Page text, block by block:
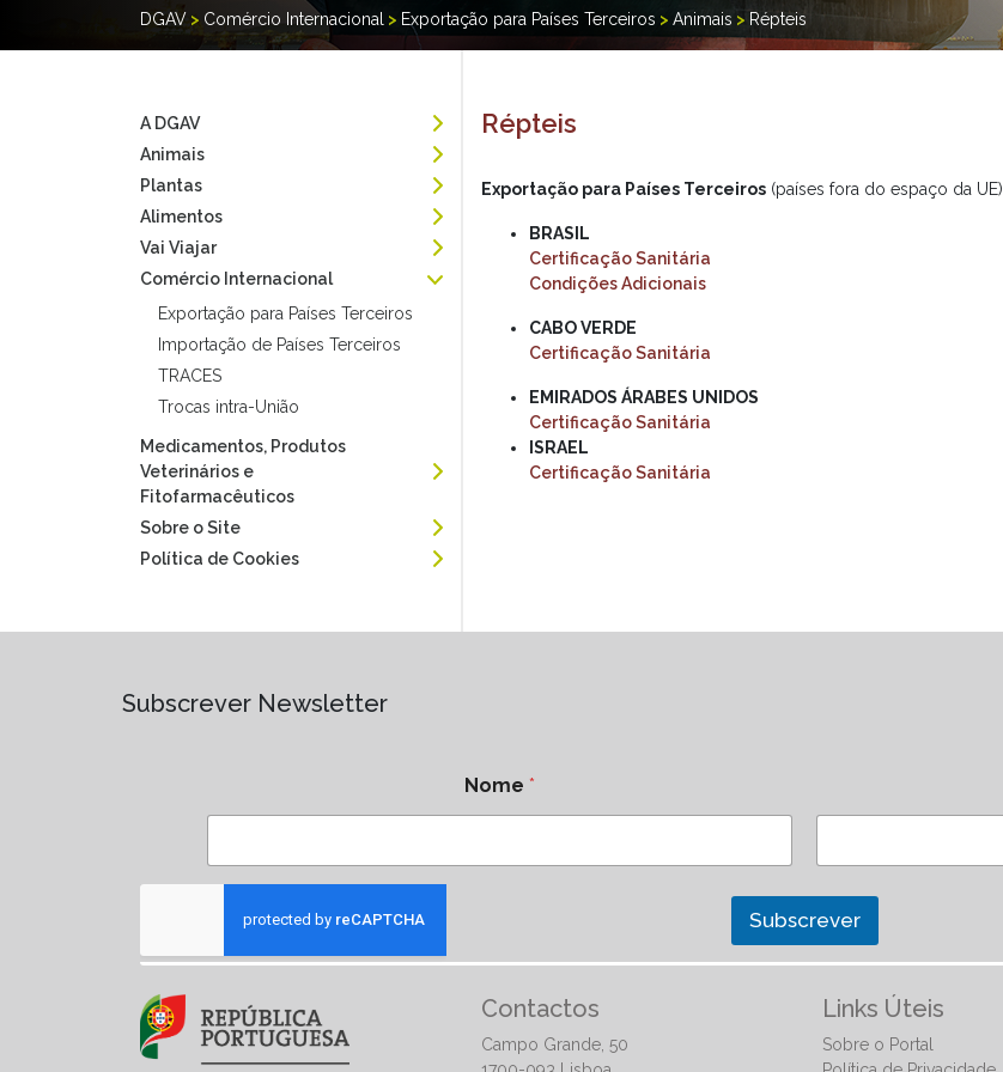
DGAV > Comércio Internacional > Exportação para Países Terceiros > Animais > Répteis
A DGAV
Animais
Plantas
Alimentos
Vai Viajar
Comércio Internacional
Exportação para Países Terceiros
Importação de Países Terceiros
TRACES
Trocas intra-União
Medicamentos, Produtos
Veterinários e
Fitofarmacêuticos
Sobre o Site
Política de Cookies
Répteis
Exportação para Países Terceiros (países fora do espaço da UE)
BRASIL
Certificação Sanitária
Condições Adicionais
CABO VERDE
Certificação Sanitária
EMIRADOS ÁRABES UNIDOS
Certificação Sanitária
ISRAEL
Certificação Sanitária
Subscrever Newsletter
Nome *
Subscrever
Contactos
Campo Grande, 50
Links Úteis
Sobre o Portal